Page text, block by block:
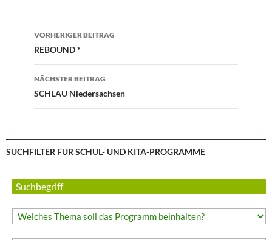
Beitragsnavigation
VORHERIGER BEITRAG
REBOUND *
NÄCHSTER BEITRAG
SCHLAU Niedersachsen
SUCHFILTER FÜR SCHUL- UND KITA-PROGRAMME